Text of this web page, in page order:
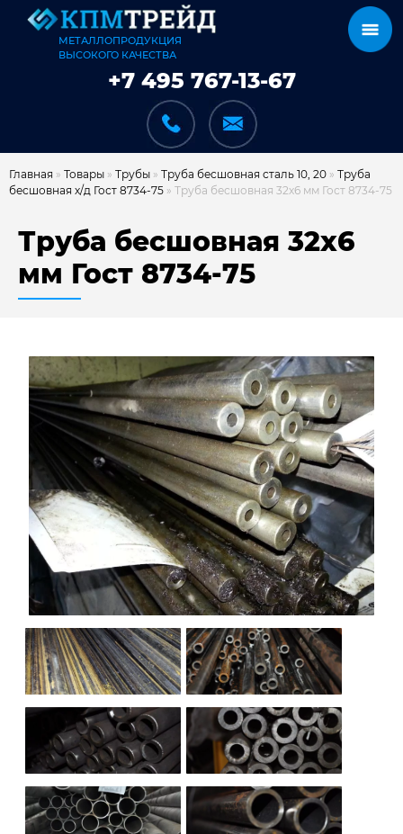
МЕТАЛЛОПРОДУКЦИЯ
ВЫСОКОГО КАЧЕСТВА
+7 495 767-13-67
КАТАЛОГ
КАК МЫ РАБОТАЕМ
ДОСТАВКА И ОПЛАТА
НАШИ ОБЪЕКТЫ
ОТЗЫВЫ
О НАС
БЛОГ
КОНТАКТЫ
Главная » Товары » Трубы » Труба бесшовная сталь 10, 20 » Труба
бесшовная х/д Гост 8734-75 » Труба бесшовная 32х6 мм Гост 8734-75
Труба бесшовная 32х6
мм Гост 8734-75